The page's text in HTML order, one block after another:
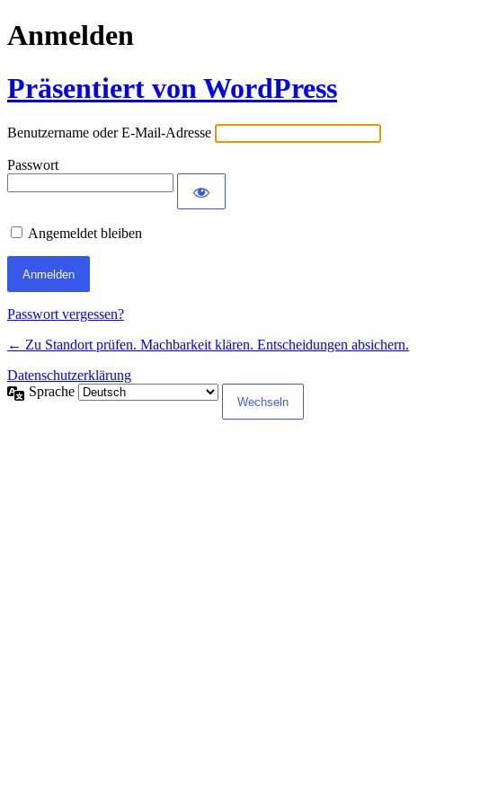
Anmelden
Präsentiert von WordPress
Benutzername oder E-Mail-Adresse
Passwort
Angemeldet bleiben
Passwort vergessen?
← Zu Standort prüfen. Machbarkeit klären. Entscheidungen absichern.
Datenschutzerklärung
Sprache